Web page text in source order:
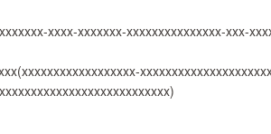
xxxx-xxxxxxx-xxxxxxxxxxxxxxx-xxx-